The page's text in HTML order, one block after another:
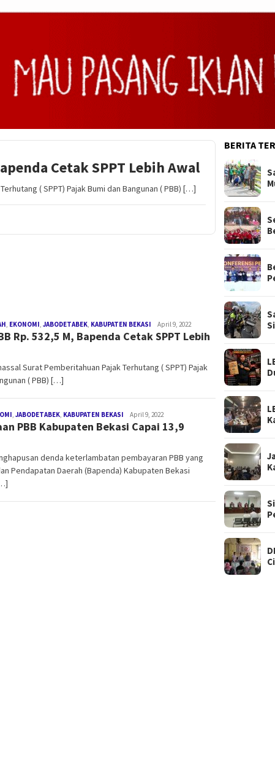
Cetak SPPT Lebih Awal
( SPPT) Pajak Bumi dan Bangunan ( PBB) […]
, EKONOMI, JABODETABEK, KABUPATEN BEKASI Redaksi
Swatantranews
April 9, 2022
Rp. 532,5 M, Bapenda Cetak SPPT Lebih
Surat Pemberitahuan Pajak Terhutang ( SPPT) Pajak
( PBB) […]
, JABODETABEK, KABUPATEN BEKASI Redaksi
Swatantranews
April 9, 2022
PBB Kabupaten Bekasi Capai 13,9
denda keterlambatan pembayaran PBB yang
Pendapatan Daerah (Bapenda) Kabupaten Bekasi
BERITA